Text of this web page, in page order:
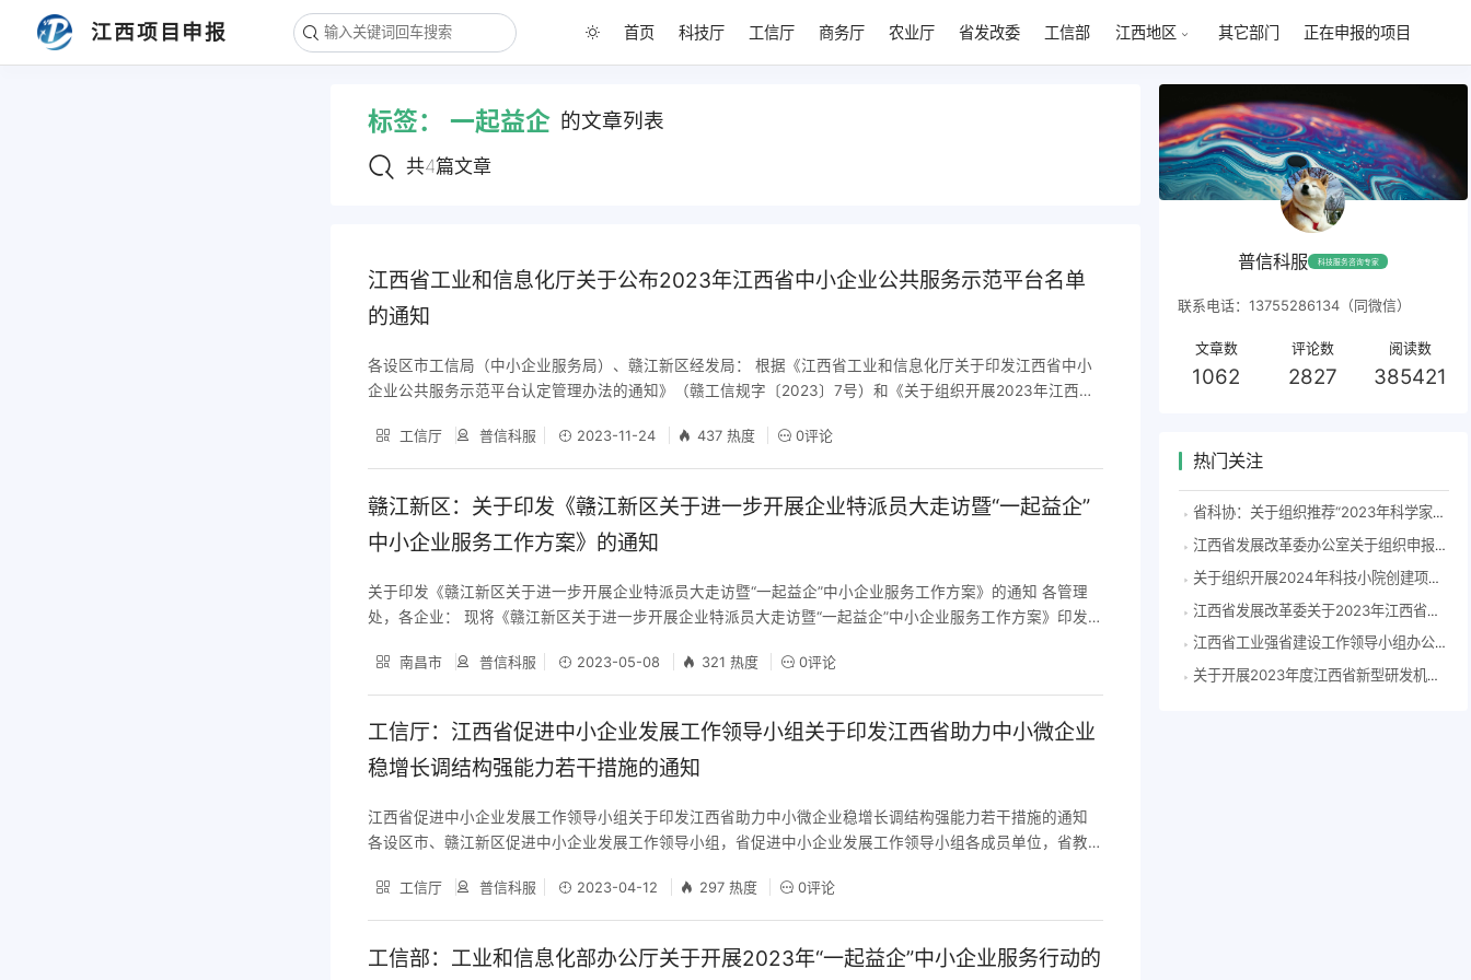
江西项目申报 首页 科技厅 工信厅 商务厅 农业厅 省发改委 工信部 江西地区 其它部门 正在申报的项目
文章导航
标签：一起益企 的文章列表
共4篇文章
江西省工业和信息化厅关于公布2023年江西省中小企业公共服务示范平台名单
的通知
各设区市工信局（中小企业服务局）、赣江新区经发局： 根据《江西省工业和信息化厅关于印发江西省中小
企业公共服务示范平台认定管理办法的通知》（赣工信规字〔2023〕7号）和《关于组织开展2023年江西省
公示等程序，确定了2023年江西省中小企业公共服务示范平台（以下简称平台）名单，现予公布，并将有关
事项
工信厅 普信科服 2023-11-24 437 热度 0评论
赣江新区：关于印发《赣江新区关于进一步开展企业特派员大走访暨“一起益企”
中小企业服务工作方案》的通知
关于印发《赣江新区关于进一步开展企业特派员大走访暨“一起益企”中小企业服务工作方案》的通知 各管理
处，各企业： 现将《赣江新区关于进一步开展企业特派员大走访暨“一起益企”中小企业服务工作方案》印发
新区关于进一步开展企业特派员大走访暨“一起益企”中小企业服务工作方案 为深入贯彻落实党中央、国务院
关
南昌市 普信科服 2023-05-08 321 热度 0评论
工信厅：江西省促进中小企业发展工作领导小组关于印发江西省助力中小微企业
稳增长调结构强能力若干措施的通知
江西省促进中小企业发展工作领导小组关于印发江西省助力中小微企业稳增长调结构强能力若干措施的通知
各设区市、赣江新区促进中小企业发展工作领导小组，省促进中小企业发展工作领导小组各成员单位，省教
关部门要进一步提高政治站位、增强政治自觉，按照党中央、国务院决策部署和省委、省政府工作要求，充
分发挥各级促进中小
工信厅 普信科服 2023-04-12 297 热度 0评论
工信部：工业和信息化部办公厅关于开展2023年“一起益企”中小企业服务行动的
普信科服 科技服务咨询专家
联系电话：13755286134（同微信）
文章数
1062
评论数
2827
阅读数
385421
热门关注
省科协：关于组织推荐“2023年科学家精神教育基地”申报单位的通知
江西省发展改革委办公室关于组织申报2024年度江西省企业技术中心的通知
关于组织开展2024年科技小院创建项目申报推荐工作的通知
江西省发展改革委关于2023年江西省工程研究中心拟认定名单的公示
江西省工业强省建设工作领导小组办公室关于印发江西省产业大脑建设指南（2023年版）的通知
关于开展2023年度江西省新型研发机构申报的通知